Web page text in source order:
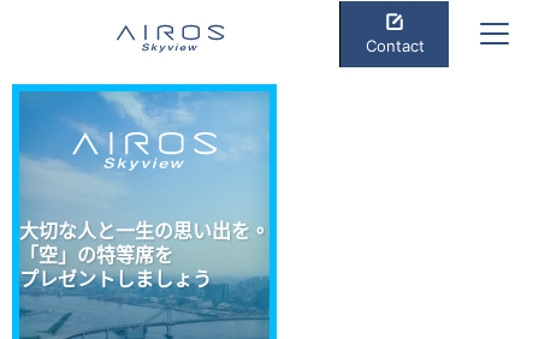
Contact
大切な人と一生の思い出を。
「空」の特等席を
プレゼントしましょう